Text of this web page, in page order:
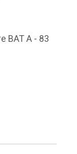
BAT A - 83